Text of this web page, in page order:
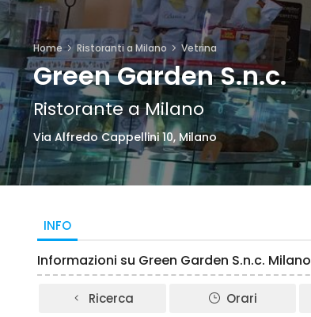
Home Ristoranti a Milano Vetrina
Green Garden S.n.c.
Ristorante a Milano
Via Alfredo Cappellini 10, Milano
INFO
Informazioni su Green Garden S.n.c. Milano
Ricerca Orari